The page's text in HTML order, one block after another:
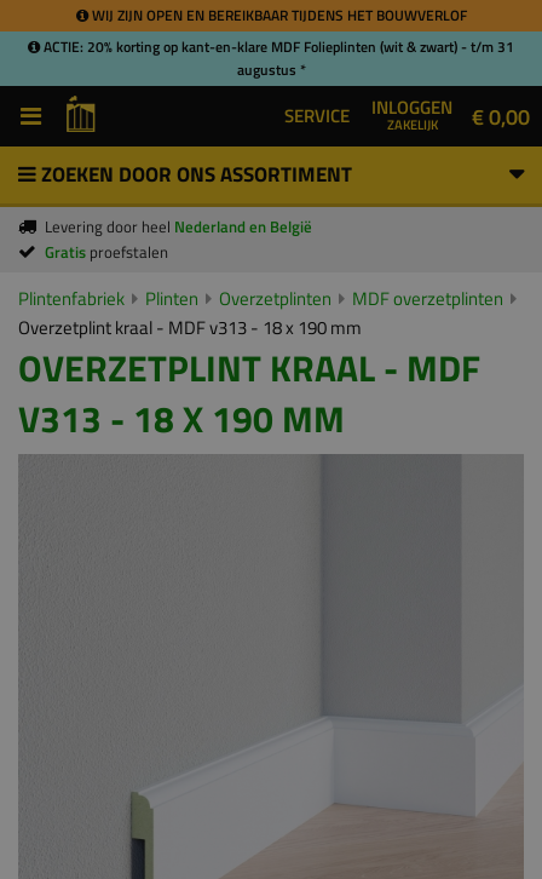
WIJ ZIJN OPEN EN BEREIKBAAR TIJDENS HET BOUWVERLOF
ACTIE: 20% korting op kant-en-klare MDF Folieplinten (wit & zwart) - t/m 31
augustus *
SERVICE INLOGGEN
ZAKELIJK € 0,00
ZOEKEN DOOR ONS ASSORTIMENT
Levering door heel Nederland en België
Gratis proefstalen
Plintenfabriek Plinten Overzetplinten
MDF overzetplinten
Overzetplint kraal - MDF v313 - 18 x 190 mm
OVERZETPLINT KRAAL - MDF
V313 - 18 X 190 MM